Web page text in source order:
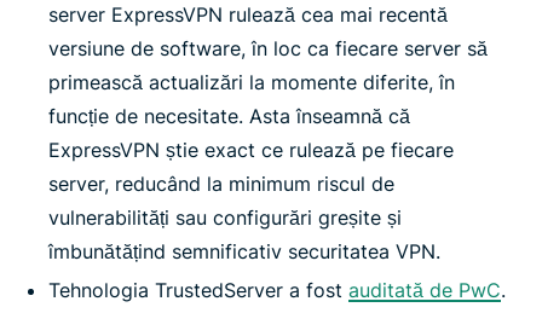
server ExpressVPN rulează cea mai recentă
versiune de software, în loc ca fiecare server să
primească actualizări la momente diferite, în
funcție de necesitate. Asta înseamnă că
ExpressVPN știe exact ce rulează pe fiecare
server, reducând la minimum riscul de
vulnerabilități sau configurări greșite și
îmbunătățind semnificativ securitatea VPN.
Tehnologia TrustedServer a fost auditată de PwC.